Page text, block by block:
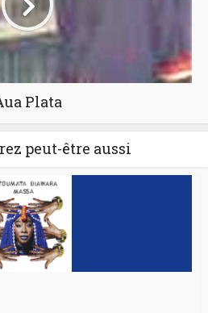
Plata
peut-être aussi